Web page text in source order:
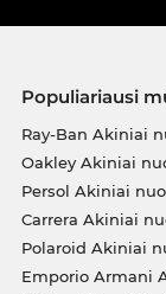
Populiariausi
Ray-Ban Akiniai
Oakley Akiniai
Persol Akiniai
Carrera Akiniai
Polaroid Akiniai
Emporio Armani